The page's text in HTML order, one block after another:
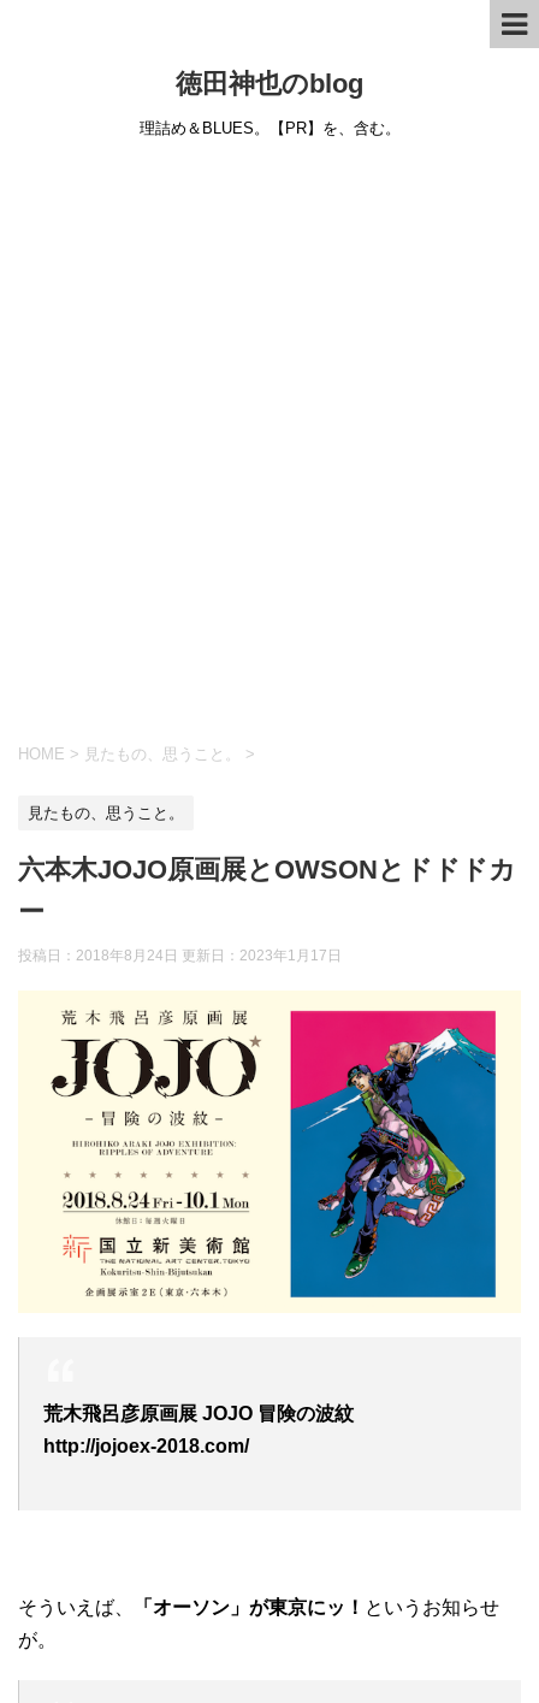
徳田神也のblog
理詰め＆BLUES。【PR】を、含む。
HOME > 見たもの、思うこと。 >
見たもの、思うこと。
六本木JOJO原画展とOWSONとドドドカ
ー
投稿日：2018年8月24日 更新日： 2023年1月17日
荒木飛呂彦原画展 JOJO 冒険の波紋
http://jojoex-2018.com/
そういえば、 「オーソン」が東京にッ！ というお知らせ
が。